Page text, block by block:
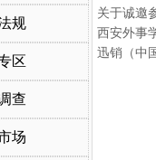
规
区
查
场
关于诚邀
西安外事
迅销（中